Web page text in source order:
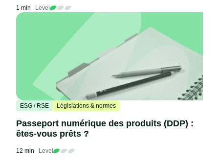
1 min Level
ESG / RSE Législations & normes
Passeport numérique des produits (DDP) :
êtes-vous prêts ?
12 min Level